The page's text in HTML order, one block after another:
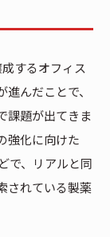
するオフィス
んだことで、
課題が出てきま
強化に向けた
で、リアルと同
されている製薬